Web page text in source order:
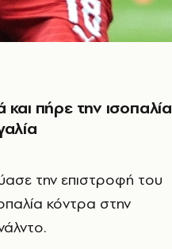
πήρε την ισοπαλία
την επιστροφή του
κόντρα στην